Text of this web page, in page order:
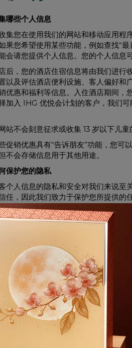
哪些个人信息
集您在使用我们的网站和移动应用程
果您希望使用某些功能，例如查找“
会请您提供个人信息。您的个人信息
后，您的酒店住宿信息将由我们进
以及评估酒店便利设施、客人偏好和
优惠和福利等信息。入住酒店期间，
加入 IHG 优悦会计划的客户，我们
站不会刻意征求或收集 13 岁以下儿
促销优惠具有“告诉朋友”功能，您可
不会存储信息用于其他用途。
保护您的隐私
个人信息的隐私和安全对我们来说至
任，因此我们致力于保护您所提供
集团已参与 TRUSTe 隐私认证计划
站已同意披露其信息惯例并由
至关重要。如果您希望取消订阅我
声明有任何疑问或疑虑，请务必首先
集团
址：Privacy Office
Ravinia Drive
Georgia 30346
770-604-8347